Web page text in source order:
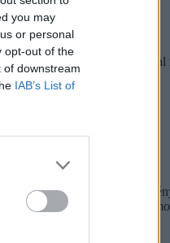
you may
or personal
opt-out of the
of downstream
IAB’s List of
gyerekek, akik a
lehet egy ilyen
a négyosztályos